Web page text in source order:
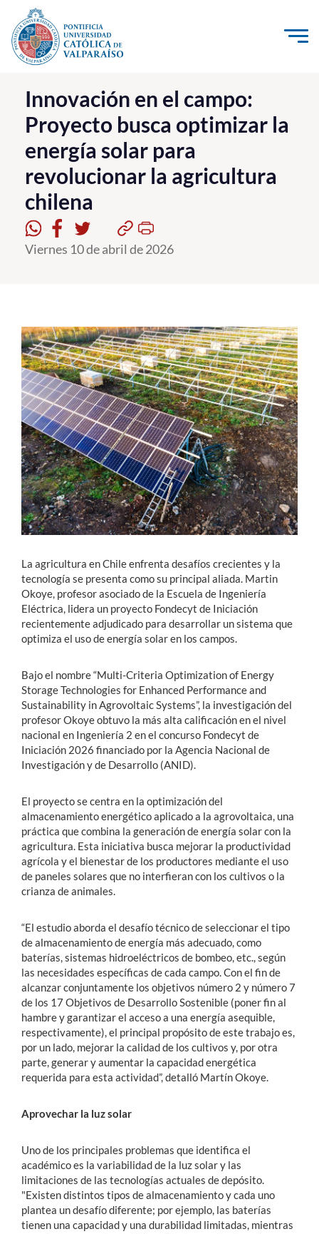
Click acá para ir directamente al contenido
La Universidad
Investigación, Creación e Innovación
PUCV Internacional
Vinculación con el Medio
Admisión
Pregrado
Estudiantes
Académicos
Funcionarios
Alumni
English
Innovación en el campo:
Proyecto busca optimizar la
energía solar para
revolucionar la agricultura
chilena
Viernes 10 de abril de 2026
La agricultura en Chile enfrenta desafíos crecientes y la
tecnología se presenta como su principal aliada. Martin
Okoye, profesor asociado de la Escuela de Ingeniería
Eléctrica, lidera un proyecto Fondecyt de Iniciación
recientemente adjudicado para desarrollar un sistema que
optimiza el uso de energía solar en los campos.
Bajo el nombre “Multi-Criteria Optimization of Energy
Storage Technologies for Enhanced Performance and
Sustainability in Agrovoltaic Systems”, la investigación del
profesor Okoye obtuvo la más alta calificación en el nivel
nacional en Ingeniería 2 en el concurso Fondecyt de
Iniciación 2026 financiado por la Agencia Nacional de
Investigación y de Desarrollo (ANID).
El proyecto se centra en la optimización del
almacenamiento energético aplicado a la agrovoltaica, una
práctica que combina la generación de energía solar con la
agricultura. Esta iniciativa busca mejorar la productividad
agrícola y el bienestar de los productores mediante el uso
de paneles solares que no interfieran con los cultivos o la
crianza de animales.
“El estudio aborda el desafío técnico de seleccionar el tipo
de almacenamiento de energía más adecuado, como
baterías, sistemas hidroeléctricos de bombeo, etc., según
las necesidades específicas de cada campo. Con el fin de
alcanzar conjuntamente los objetivos número 2 y número 7
de los 17 Objetivos de Desarrollo Sostenible (poner fin al
hambre y garantizar el acceso a una energía asequible,
respectivamente), el principal propósito de este trabajo es,
por un lado, mejorar la calidad de los cultivos y, por otra
parte, generar y aumentar la capacidad energética
requerida para esta actividad”, detalló Martín Okoye.
Aprovechar la luz solar
Uno de los principales problemas que identifica el
académico es la variabilidad de la luz solar y las
limitaciones de las tecnologías actuales de depósito.
"Existen distintos tipos de almacenamiento y cada uno
plantea un desafío diferente; por ejemplo, las baterías
tienen una capacidad y una durabilidad limitadas, mientras